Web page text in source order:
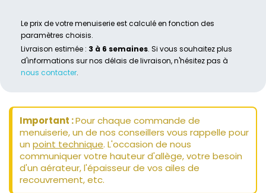
Le prix de votre menuiserie est calculé en fonction des
paramètres choisis.
Livraison estimée : 3 à 6 semaines. Si vous souhaitez plus
d'informations sur nos délais de livraison, n'hésitez pas à
nous contacter.
Important :Pour chaque commande de
menuiserie, un de nos conseillers vous rappelle pour
un point technique. L'occasion de nous
communiquer votre hauteur d'allège, votre besoin
d'un aérateur, l'épaisseur de vos ailes de
recouvrement, etc.